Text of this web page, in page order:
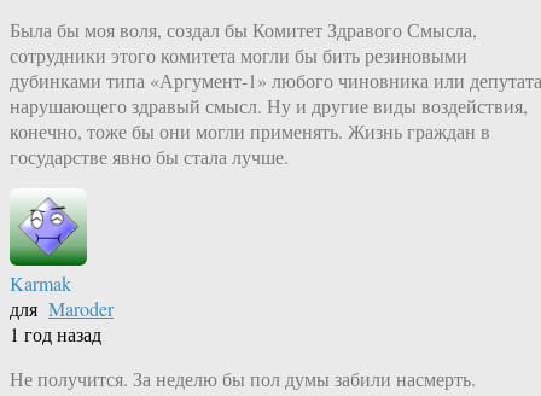
Была бы моя воля, создал бы Комитет Здравого Смысла,
сотрудники этого комитета могли бы бить резиновыми
дубинками типа «Аргумент-1» любого чиновника или
нарушающего здравый смысл. Ну и другие виды воздействия,
конечно, тоже бы они могли применять. Жизнь граждан в
государстве явно бы стала лучше.
Karmak
для Maroder
1 год назад
Не получится. За неделю бы пол думы забили насмерть.